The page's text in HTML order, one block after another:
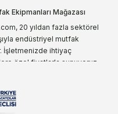
Ekipmanları Mağazası
20 yıldan fazla sektörel
endüstriyel mutfak
İşletmenizde ihtiyaç
özel fiyatlarla sunuyoruz.
akla gelen ilk adreslerden
mutbex.com,
ürünleri üzerinde büyük bir